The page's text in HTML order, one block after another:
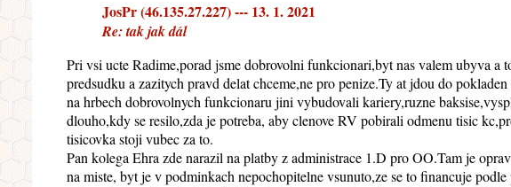
JosPr (46.135.27.227) --- 13. 1. 2021
Re: tak jak dál
Pri vsi ucte Radime,porad jsme dobrovolni funkcionari,byt nas valem ubyva a
predsudku a zazitych pravd delat chceme,ne pro penize.Ty at jdou do
na hrbech dobrovolnych funkcionaru jini vybudovali kariery,ruzne
dlouho,kdy se resilo,zda je potreba, aby clenove RV pobirali odmenu tisic
tisicovka stoji vubec za to.
Pan kolega Ehra zde narazil na platby z administrace 1.D pro OO.Tam je
na miste, byt je v podminkach nepochopitelne vsunuto,ze se to financuje